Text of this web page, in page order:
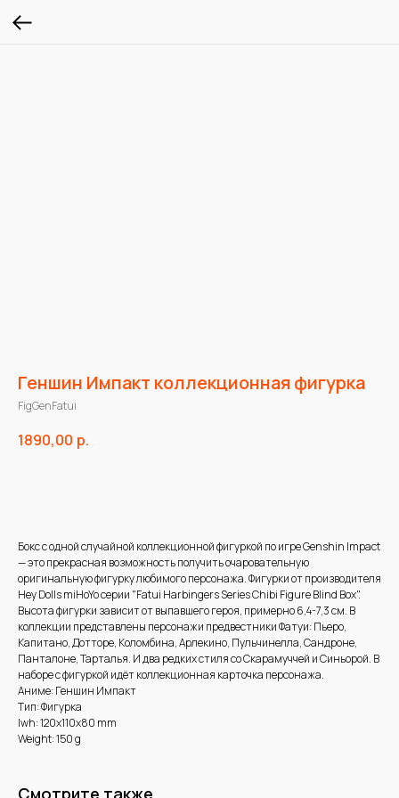
Геншин Импакт коллекционная фигурка
FigGenFatui
1890,00 р.
Бокс с одной случайной коллекционной фигуркой по игре Genshin Impact
— это прекрасная возможность получить очаровательную
оригинальную фигурку любимого персонажа. Фигурки от производителя
Hey Dolls miHoYo серии "Fatui Harbingers Series Chibi Figure Blind Box".
Высота фигурки зависит от выпавшего героя, примерно 6,4-7,3 см. В
коллекции представлены персонажи предвестники Фатуи: Пьеро,
Капитано, Дотторе, Коломбина, Арлекино, Пульчинелла, Сандроне,
Панталоне, Тарталья. И два редких стиля со Скарамуччей и Синьорой. В
наборе с фигуркой идёт коллекционная карточка персонажа.
Аниме: Геншин Импакт
Тип: Фигурка
lwh: 120x110x80 mm
Weight: 150 g
Смотрите также